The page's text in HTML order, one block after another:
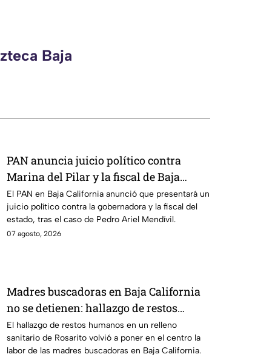
Baja
PAN anuncia juicio político contra
Marina del Pilar y la fiscal de Baja
California
El PAN en Baja California anunció que presentará un
juicio político contra la gobernadora y la fiscal del
estado, tras el caso de Pedro Ariel Mendívil.
07 agosto, 2026
Madres buscadoras en Baja California
no se detienen: hallazgo de restos
humanos reaviva la preocupación
El hallazgo de restos humanos en un relleno
sanitario de Rosarito volvió a poner en el centro la
labor de las madres buscadoras en Baja California.